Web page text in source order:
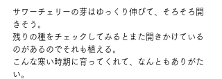
サワーチェリーの芽はゆっくり伸びて、そろそろ開
きそう。
残りの種をチェックしてみるとまた開きかけている
のがあるのでそれも植える。
こんな寒い時期に育ってくれて、なんともありがた
い。